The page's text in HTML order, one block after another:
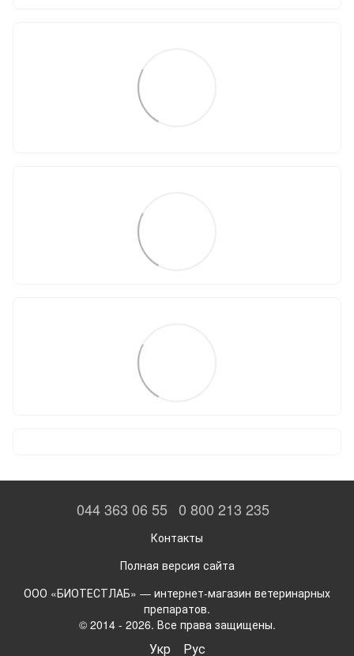
044 363 06 55 0 800 213 235
Контакты
Полная версия сайта
ООО «БИОТЕСТЛАБ» — интернет-магазин ветеринарных
препаратов.
© 2014 - 2026. Все права защищены.
Укр Рус